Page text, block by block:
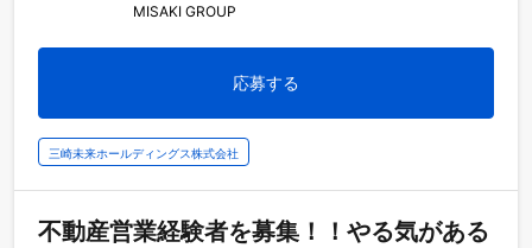
MISAKI GROUP
応募する
三崎未来ホールディングス株式会社
不動産営業経験者を募集！！やる気がある